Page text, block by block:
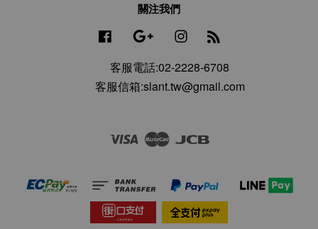
關注我們
Facebook Google Instagram
客服電話:02-2228-6708
客服信箱:slant.tw@gmail.com
Visa Master